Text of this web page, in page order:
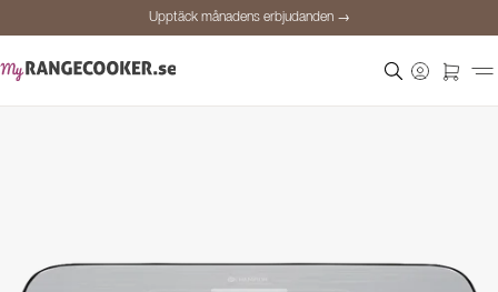
Upptäck månadens erbjudanden →